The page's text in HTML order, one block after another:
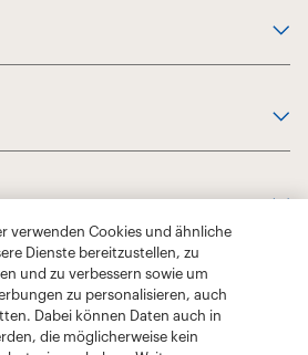
verwenden Cookies und ähnliche
Dienste bereitzustellen, zu
und zu verbessern sowie um
zu personalisieren, auch
Dabei können Daten auch in
die möglicherweise kein